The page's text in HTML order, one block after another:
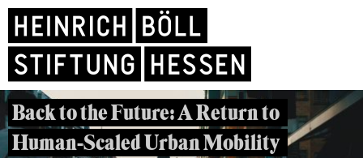
Back to the Future: A Return to
Human-Scaled Urban Mobility